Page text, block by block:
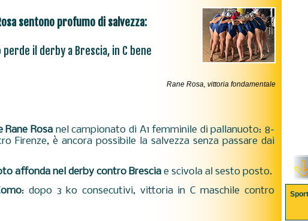
sentono profumo di salvezza:
perde il derby a Brescia, in C bene
Rane Rosa, vittoria fondamentale
Rosa nel campionato di A1 femminile di pallanuoto: 8-
Firenze, è ancora possibile la salvezza senza passare dai
affonda nel derby contro Brescia e scivola al sesto posto.
: dopo 3 ko consecutivi, vittoria in C maschile contro
Sport